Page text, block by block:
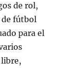
de rol,
de fútbol
para el